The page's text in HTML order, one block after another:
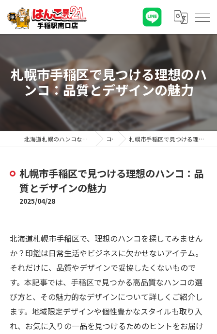
札幌市手稲区で見つける理想のハ
ンコ：品質とデザインの魅力
北海道札幌のハンコならはんこ屋さん21手稲駅南口店 コラム 札幌市手稲区で見つける理想のハンコ：品質とデザインの魅力
札幌市手稲区で見つける理想のハンコ：品
質とデザインの魅力
2025/04/28
北海道札幌市手稲区で、理想のハンコを探してみません
か？印鑑は日常生活やビジネスに欠かせないアイテム。
それだけに、品質やデザインで妥協したくないもので
す。本記事では、手稲区で見つかる高品質なハンコの選
び方と、その魅力的なデザインについて詳しくご紹介し
ます。地域限定デザインや個性豊かなスタイルも取り入
れ、お気に入りの一品を見つけるためのヒントをお届け